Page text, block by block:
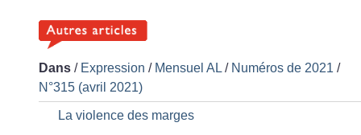
Dans / Expression / Mensuel AL / Numéros de 2021 /
N°315 (avril 2021)
La violence des marges